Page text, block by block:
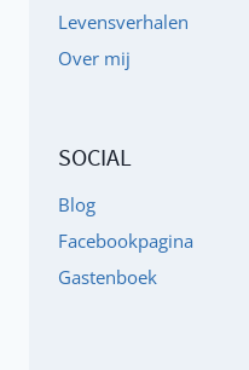
Levensverhalen
Over mij
SOCIAL
Blog
Facebookpagina
Gastenboek